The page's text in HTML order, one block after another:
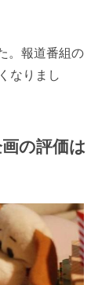
。報道番組の
なりまし
の評価は